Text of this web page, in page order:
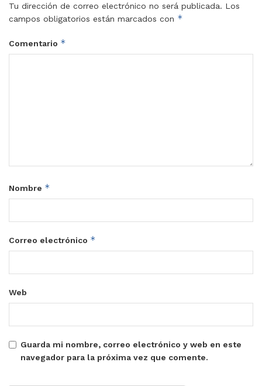
Tu dirección de correo electrónico no será publicada. Los
campos obligatorios están marcados con *
Comentario *
Nombre *
Correo electrónico *
Web
Guarda mi nombre, correo electrónico y web en este
navegador para la próxima vez que comente.